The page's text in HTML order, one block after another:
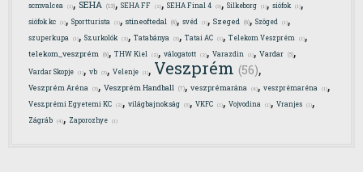
scmvalcea (1) SEHA (13) SEHA FF (2) SEHA Final 4 (3) Silkeborg (1) siófok (1)
siófok kc (1), Sportturista (1), stineoftedal (6), svéd (1), Szeged (6), Szöged (1),
szuperkupa (1), Szurkolók (2), Tatabánya (3), Tatai AC (1), Telekom Veszprém (1),
telekom_veszprém (6), THW Kiel (2), válogatott (2), Varazdin (1), Vardar (5),
Vardar Skopje (1), vb (3), Velenje (1), Veszprém (56),
Veszprém Aréna (3), Veszprém Handball (7), veszprémarána (4), veszprémaréna (1),
Veszprémi Egyetemi KC (2), világbajnokság (3), VKFC (1), Vojvodina (1), Vranjes (1),
Zágráb (4), Zaporozhye (1)